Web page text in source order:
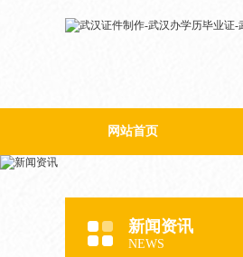
网站首页
新闻资讯
NEWS